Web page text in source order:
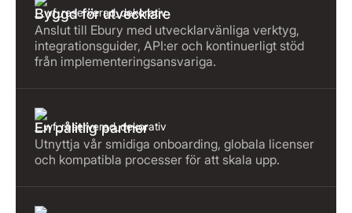
Byggd för utvecklare
Anslut till Ebury med utvecklarvänliga verktyg,
integrationsguider, API:er och kontinuerligt stöd
från implementeringsansvariga.
En pålitlig partner
Utnyttja vår smidiga onboarding, globala licenser
och kompatibla processer för att skala upp.